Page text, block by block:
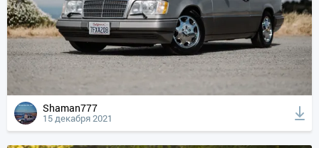
Shaman777
15 декабря 2021